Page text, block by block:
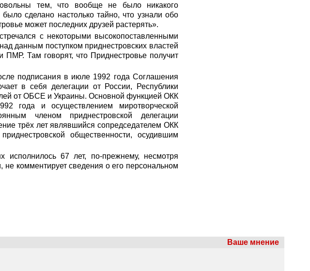
тем, что вообще не было никакого
сделано настолько тайно, что узнали обо
может последних друзей растерять».
с некоторыми высокопоставленными
данным поступком приднестровских властей
ПМР. Там говорят, что Приднестровье получит
подписания в июле 1992 года Соглашения
в себя делегации от России, Республики
от ОБСЕ и Украины. Основной функцией ОКК
года и осуществлением миротворческой
членом приднестровской делегации
трёх лет являвшийся сопредседателем ОКК
общественности, осудившим
67 лет, по-прежнему, несмотря
комментирует сведения о его персональном
Ваше мнение